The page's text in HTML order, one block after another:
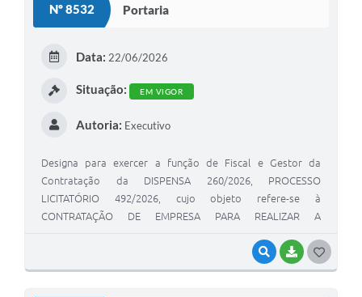
Nº 8532 Portaria
VISUALIZAR
BAIXAR
Data: 22/06/2026
Situação: EM VIGOR
Autoria: Executivo
Designa para exercer a função de Fiscal e Gestor da
Contratação da DISPENSA 260/2026, PROCESSO
LICITATÓRIO 492/2026, cujo objeto refere-se à
CONTRATAÇÃO DE EMPRESA PARA REALIZAR A